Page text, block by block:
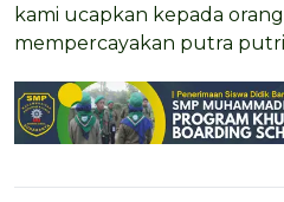
kami ucapkan kepada
mempercayakan putra